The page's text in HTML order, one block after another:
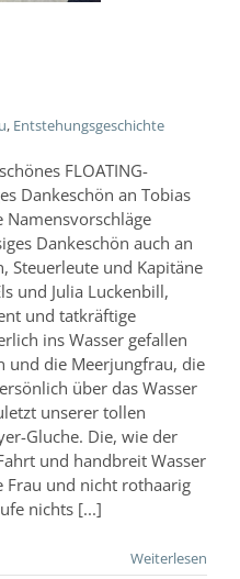
, Entstehungsgeschichte
FLOATING-
Dankeschön an Tobias
Namensvorschläge
Dankeschön auch an
Steuerleute und Kapitäne
und Julia Luckenbill,
und tatkräftige
ins Wasser gefallen
und die Meerjungfrau, die
über das Wasser
unserer tollen
Gluche. Die, wie der
und handbreit Wasser
Frau und nicht rothaarig
nichts [...]
Weiterlesen